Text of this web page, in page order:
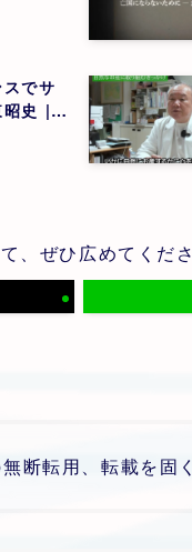
でサ
史 |
、ぜひ広めてくだ
断転用、転載を固